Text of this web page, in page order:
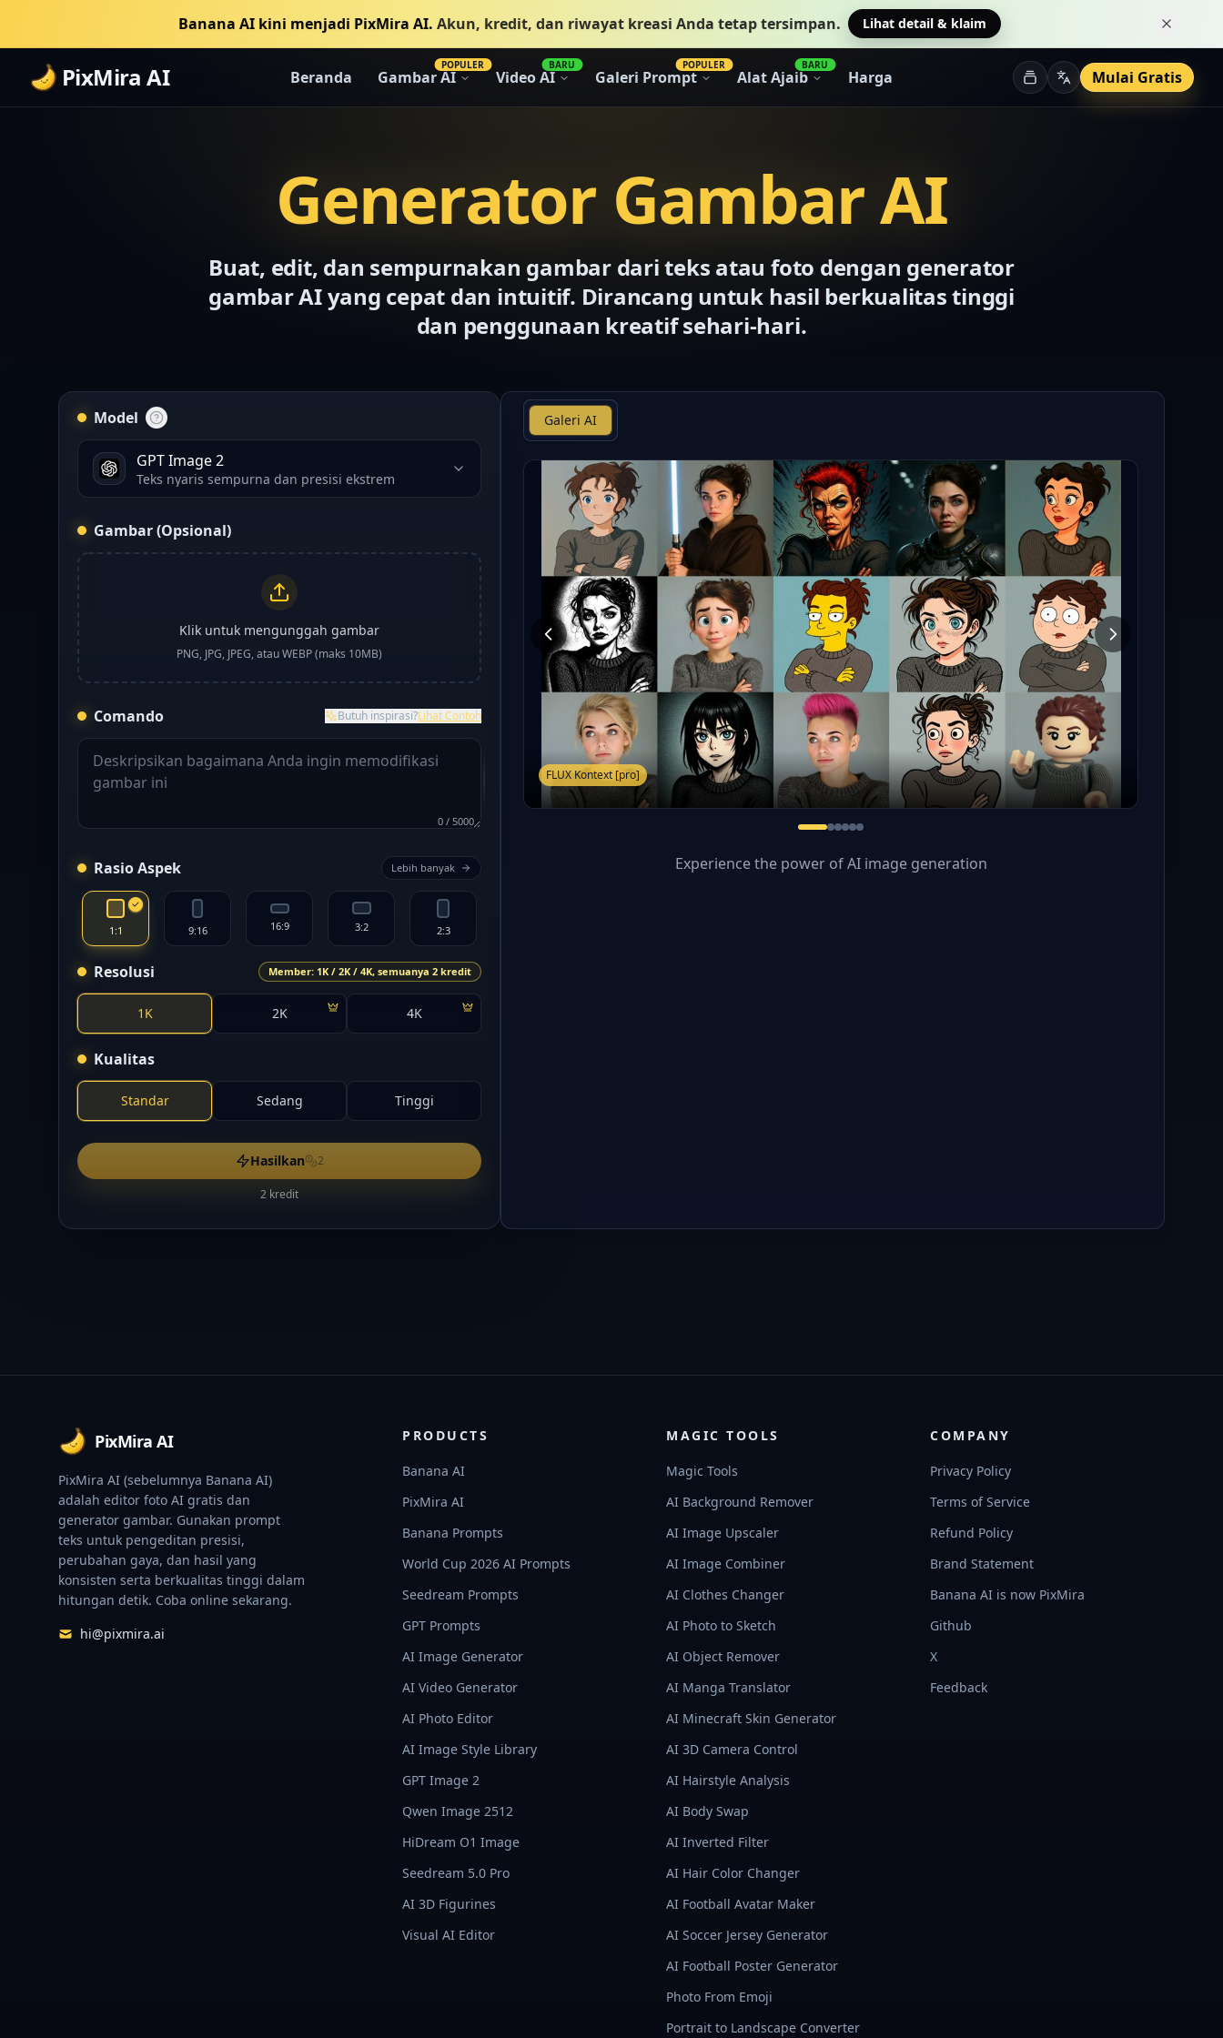
Banana AI kini menjadi PixMira AI. Akun, kredit, dan riwayat kreasi Anda tetap tersimpan. Lihat detail & klaim Tutup
PixMira AI Beranda Gambar AI
POPULER
Video AI
BARU
Galeri Prompt
POPULER
Alat Ajaib
BARU
Harga Mulai Gratis
Generator Gambar AI
Buat, edit, dan sempurnakan gambar dari teks atau foto dengan generator
gambar AI yang cepat dan intuitif. Dirancang untuk hasil berkualitas tinggi
dan penggunaan kreatif sehari-hari.
Model
GPT Image 2
Teks nyaris sempurna dan presisi ekstrem
Gambar (Opsional)
Klik untuk mengunggah gambar
PNG, JPG, JPEG, atau WEBP (maks 10MB)
Comando Butuh inspirasi?Lihat Contoh
0 /5000
Rasio Aspek Lebih banyak
1:1 9:16 16:9 3:2 2:3
Resolusi Member: 1K / 2K / 4K, semuanya 2 kredit
1K 2K 4K
Kualitas
Standar Sedang Tinggi
Hasilkan 2
2 kredit
Galeri AI
FLUX Kontext [pro]
Experience the power of AI image generation
Footer
PixMira AI
PixMira AI (sebelumnya Banana AI)
adalah editor foto AI gratis dan
generator gambar. Gunakan prompt
teks untuk pengeditan presisi,
perubahan gaya, dan hasil yang
konsisten serta berkualitas tinggi dalam
hitungan detik. Coba online sekarang.
hi@pixmira.ai
PRODUCTS
Banana AI
PixMira AI
Banana Prompts
World Cup 2026 AI Prompts
Seedream Prompts
GPT Prompts
AI Image Generator
AI Video Generator
AI Photo Editor
AI Image Style Library
GPT Image 2
Qwen Image 2512
HiDream O1 Image
Seedream 5.0 Pro
AI 3D Figurines
Visual AI Editor
MAGIC TOOLS
Magic Tools
AI Background Remover
AI Image Upscaler
AI Image Combiner
AI Clothes Changer
AI Photo to Sketch
AI Object Remover
AI Manga Translator
AI Minecraft Skin Generator
AI 3D Camera Control
AI Hairstyle Analysis
AI Body Swap
AI Inverted Filter
AI Hair Color Changer
AI Football Avatar Maker
AI Soccer Jersey Generator
AI Football Poster Generator
Photo From Emoji
Portrait to Landscape Converter
COMPANY
Privacy Policy
Terms of Service
Refund Policy
Brand Statement
Banana AI is now PixMira
Github
X
Feedback